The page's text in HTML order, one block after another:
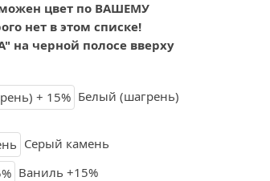
цвет по ВАШЕМУ
нет в этом списке!
на черной полосе вверху
Белый (шагрень)
Серый камень
Ваниль +15%